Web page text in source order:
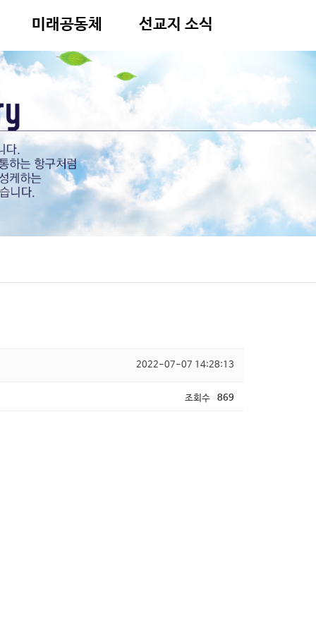
미래공동체 선교지 소식
2022-07-07 14:28:13
조회수 869